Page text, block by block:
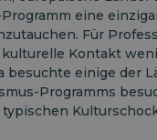
eine
Für
Kontakt
besuchte einige der
Programms
typischen